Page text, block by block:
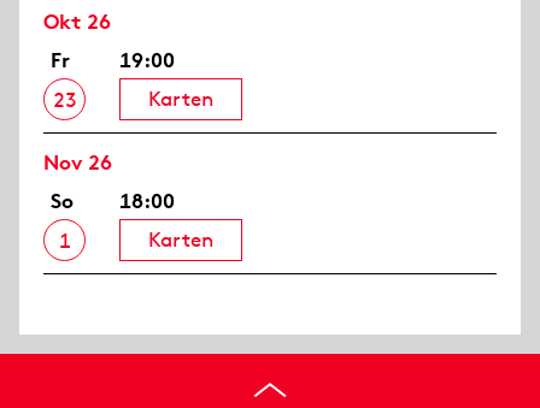
Okt 26
Fr
23
19:00
Karten
Nov 26
So
1
18:00
Karten